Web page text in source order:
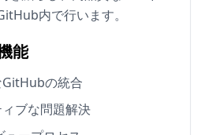
内で行います。
能
の統合
ブな問題解決